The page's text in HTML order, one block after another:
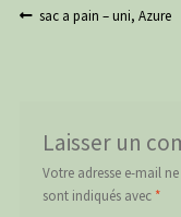
Navigation
Article
sac a pain – uni, Azure
Laisser un
Votre adresse e-mail
sont indiqués avec *